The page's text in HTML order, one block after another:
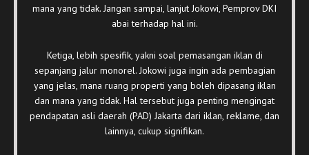
mana yang tidak. Jangan sampai, lanjut Jokowi, Pemprov DKI
abai terhadap hal ini.
Ketiga, lebih spesifik, yakni soal pemasangan iklan di
sepanjang jalur monorel. Jokowi juga ingin ada pembagian
yang jelas, mana ruang properti yang boleh dipasang iklan
dan mana yang tidak. Hal tersebut juga penting mengingat
pendapatan asli daerah (PAD) Jakarta dari iklan, reklame, dan
lainnya, cukup signifikan.